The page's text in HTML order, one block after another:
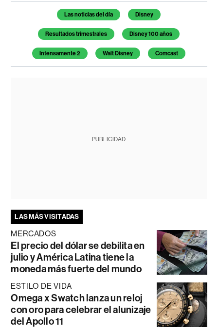
Temas de este artículo
Las noticias del día Disney
Resultados trimestrales Disney 100 años
Intensamente 2 Walt Disney Comcast
PUBLICIDAD
LAS MÁS VISITADAS
MERCADOS
El precio del dólar se debilita en
julio y América Latina tiene la
moneda más fuerte del mundo
ESTILO DE VIDA
Omega x Swatch lanza un reloj
con oro para celebrar el alunizaje
del Apollo 11